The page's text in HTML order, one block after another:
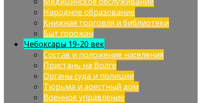
Народное образование
Книжная торговля и библиотеки
Быт горожан
Чебоксары 19-20 век
Состав и положение населения
Пристань на Волге
Органы суда и полиции
Тюрьма и арестный дом
Военное управление